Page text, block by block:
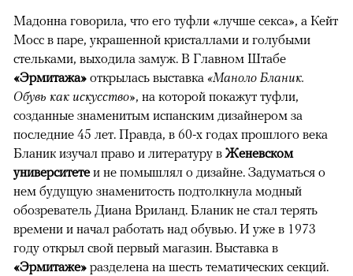
Мадонна говорила, что его туфли «лучше секса», а Кейт
Мосс в паре, украшенной кристаллами и голубыми
стельками, выходила замуж. В Главном Штабе
«Эрмитажа» открылась выставка «Маноло Бланик.
Обувь как искусство», на которой покажут туфли,
созданные знаменитым испанским дизайнером за
последние 45 лет. Правда, в 60-х годах прошлого века
Бланик изучал право и литературу в Женевском
университетеи не помышлял о дизайне. Задуматься о
нем будущую знаменитость подтолкнула модный
обозреватель Диана Вриланд. Бланик не стал терять
времени и начал работать над обувью. И уже в 1973
году открыл свой первый магазин. Выставка в
«Эрмитаже» разделена на шесть тематических секций.